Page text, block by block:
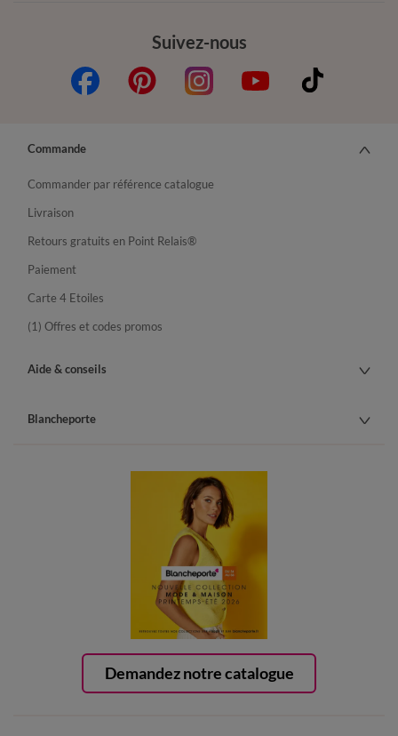
Suivez-nous
Demandez notre catalogue
Commande
Commander par référence catalogue
Livraison
Retours gratuits en Point Relais®
Paiement
Carte 4 Etoiles
(1) Offres et codes promos
Aide & conseils
Blancheporte